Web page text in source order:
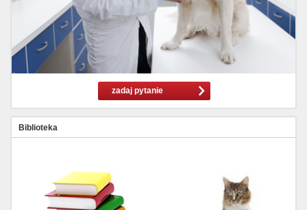
zadaj pytanie
Biblioteka